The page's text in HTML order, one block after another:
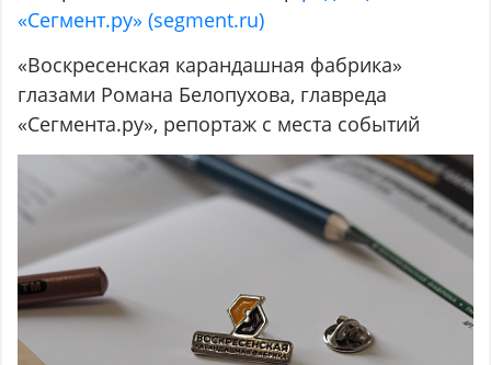
«Сегмент.ру» (segment.ru)
«Воскресенская карандашная фабрика»
глазами Романа Белопухова, главреда
«Сегмента.ру», репортаж с места событий